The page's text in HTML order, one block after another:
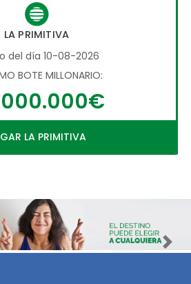
LA PRIMITIVA
del día 10-08-2026
BOTE MILLONARIO:
LA PRIMITIVA